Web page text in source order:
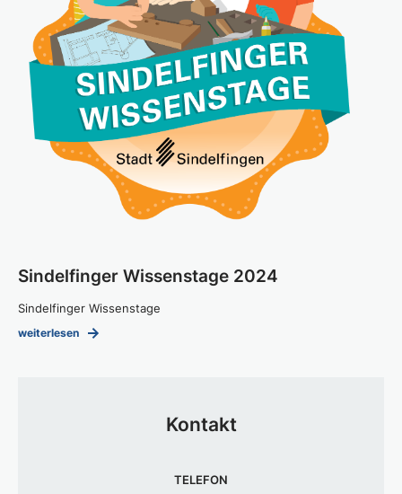
Sindelfinger Wissenstage 2024
Sindelfinger Wissenstage
weiterlesen
Kontakt
TELEFON